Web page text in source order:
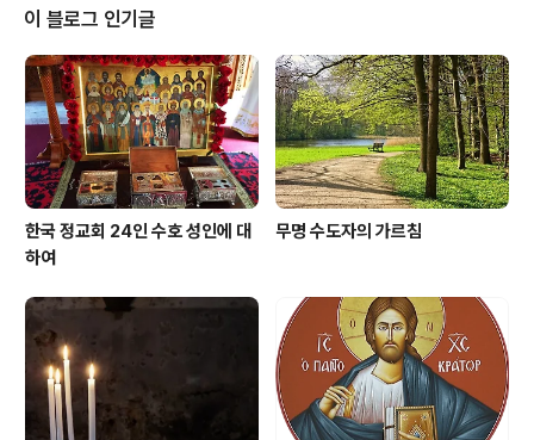
축일 중의 가장 큰 축일이 8월 15일의 성모 안식 축일, 즉
성모님께서 돌아가신 날을 경축하는 축일이다. 사람이 가
장 싫어하고 무서워하는 것이 죽음이다. 죽음은 사랑하는
사람들과의 이 세상에서의 영원한 이별을 의미한다. 이 이
별이 사람들을 슬프게 한다. 그런데도 우리는 성모님의 죽
음을 경축한다. 모든 죽음이 남기는 슬픔과 고통을..
이 블로그 인기글
한국 정교회 24인 수호 성인에 대
하여
무명 수도자의 가르침